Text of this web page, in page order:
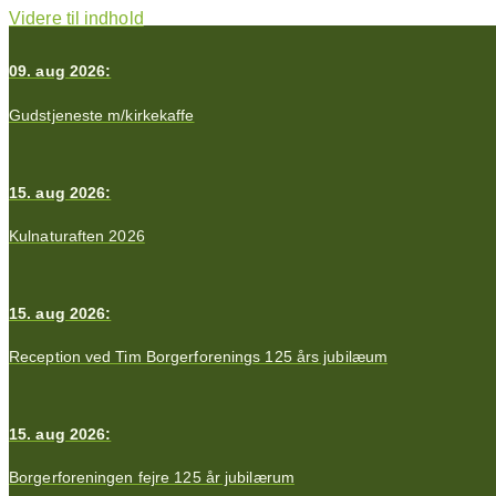
Videre til indhold
09. aug 2026:
Gudstjeneste m/kirkekaffe
15. aug 2026:
Kulnaturaften 2026
15. aug 2026:
Reception ved Tim Borgerforenings 125 års jubilæum
15. aug 2026:
Borgerforeningen fejre 125 år jubilærum